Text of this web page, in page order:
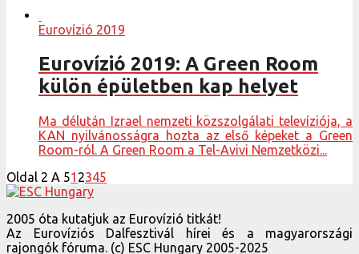
Eurovízió 2019
Eurovízió 2019: A Green Room
külön épületben kap helyet
Ma délután Izrael nemzeti közszolgálati televíziója, a
KAN nyilvánosságra hozta az első képeket a Green
Room-ról. A Green Room a Tel-Avivi Nemzetközi...
Oldal 2 A 51 2345
2005 óta kutatjuk az Eurovízió titkát!
Az Eurovíziós Dalfesztivál hírei és a magyarországi
rajongók fóruma. (c) ESC Hungary 2005-2025